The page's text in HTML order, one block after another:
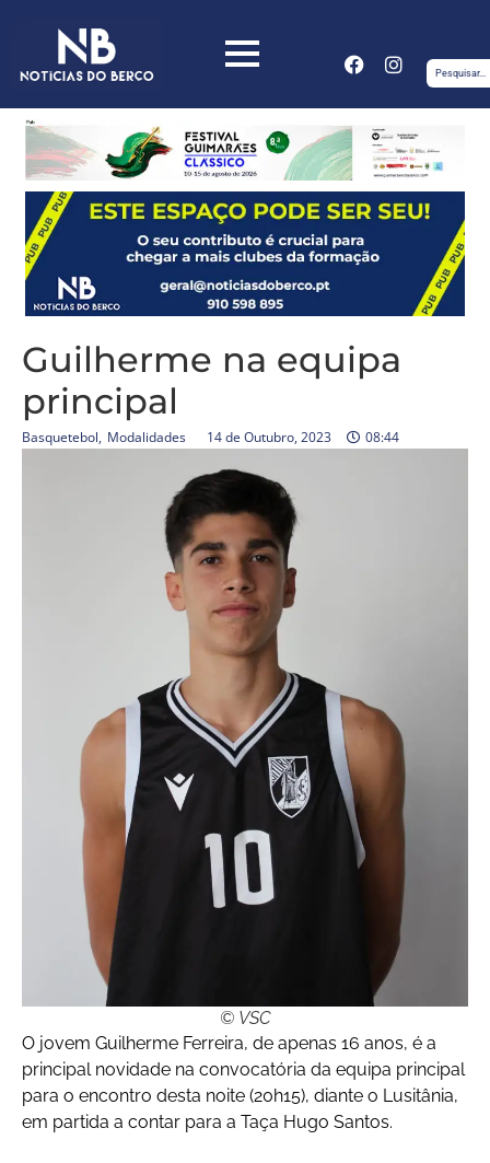
Guilherme na equipa
principal
Basquetebol, Modalidades 14 de Outubro, 2023 08:44
© VSC
O jovem Guilherme Ferreira, de apenas 16 anos, é a
principal novidade na convocatória da equipa principal
para o encontro desta noite (20h15), diante o Lusitânia,
em partida a contar para a Taça Hugo Santos.